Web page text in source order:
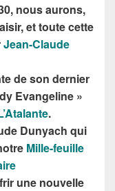
nous aurons,
et toute cette
Jean-Claude
de son dernier
Evangeline »
.
Dunyach qui
Mille-feuille
une nouvelle